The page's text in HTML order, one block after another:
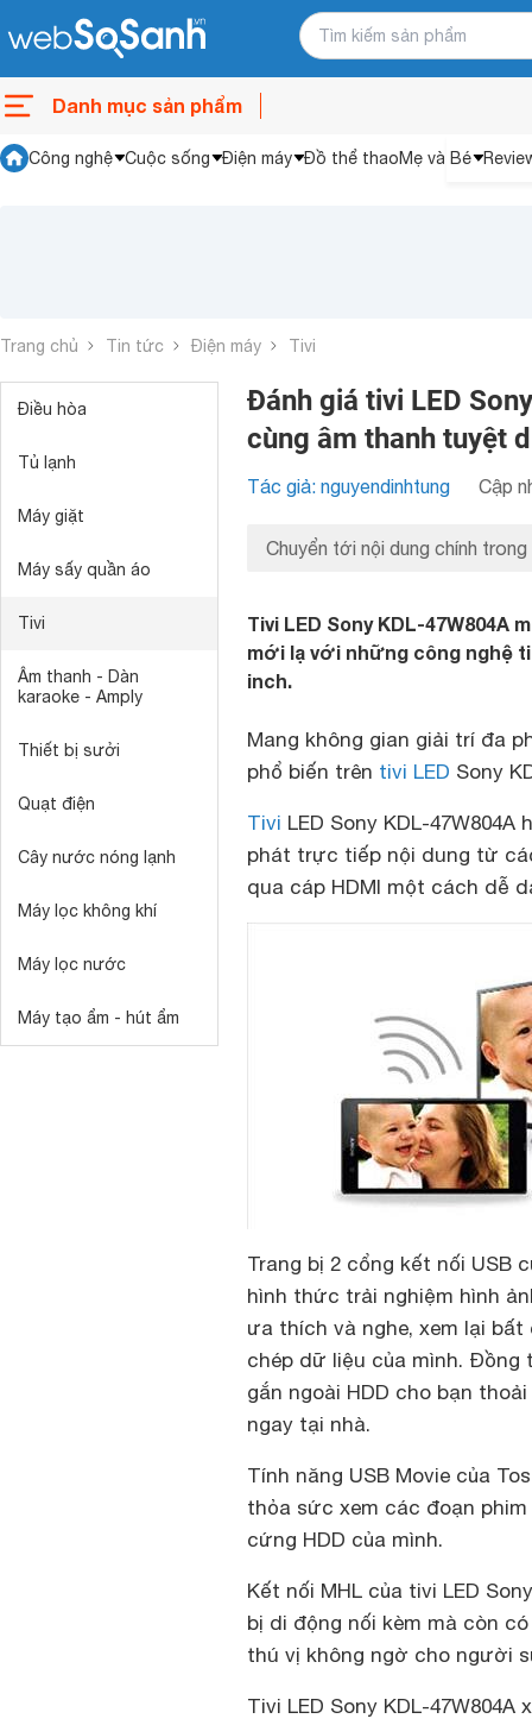
Danh mục sản phẩm
Công nghệ Cuộc sống Điện máy Đồ thể thaoMẹ và Bé
Trang chủ Tin tức Điện máy Tivi
Điều hòa
Tủ lạnh
Máy giặt
Máy sấy quần áo
Tivi
Âm thanh - Dàn
karaoke - Amply
Thiết bị sưởi
Quạt điện
Cây nước nóng lạnh
Máy lọc không khí
Máy lọc nước
Máy tạo ẩm - hút ẩm
Đánh giá tivi LED
cùng âm thanh tuyệt
Tác giả: nguyendinhtung Cập
Chuyển tới nội dung chính trong
Tivi LED Sony KDL-
mới lạ với những công nghệ
inch.
Mang không gian giải trí đa
phổ biến trên tivi LED Sony
Tivi LED Sony KDL-
phát trực tiếp nội dung từ
qua cáp HDMI một cách dễ
Trang bị 2 cổng kết nối USB
hình thức trải nghiệm hình
ưa thích và nghe, xem lại
chép dữ liệu của mình.
gắn ngoài HDD cho bạn
ngay tại nhà.
Tính năng USB Movie của
thỏa sức xem các đoạn
cứng HDD của mình.
Kết nối MHL của tivi LED
bị di động nối kèm mà còn
thú vị không ngờ cho người
Tivi LED Sony KDL-